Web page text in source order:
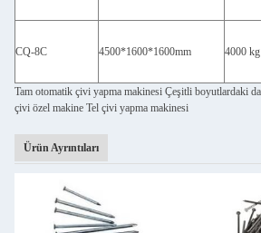
CQ-8C 4500*1600*1600mm 4000 kg
Tam otomatik çivi yapma makinesi Çeşitli boyutlardaki
çivi özel makine Tel çivi yapma makinesi
Ürün Ayrıntıları